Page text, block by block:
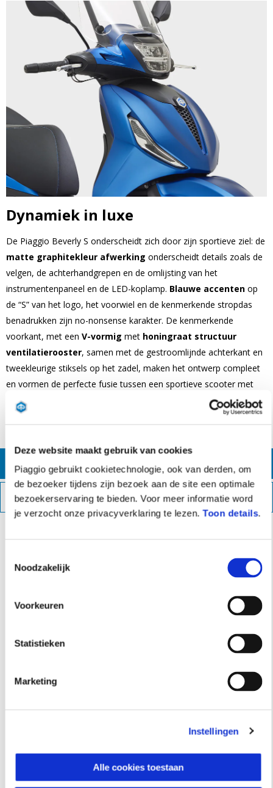
Deze website maakt gebruik van cookies
Piaggio gebruikt cookietechnologie, ook van derden, om
de bezoeker tijdens zijn bezoek aan de site een optimale
bezoekerservaring te bieden. Voor meer informatie word
je verzocht onze privacyverklaring te lezen.Toon details.
Noodzakelijk
Voorkeuren
Statistieken
Marketing
Instellingen
Alle cookies toestaan
Dynamiek in luxe
De Piaggio Beverly S onderscheidt zich door zijn sportieve ziel: de
matte graphitekleur afwerking onderscheidt details zoals de
velgen, de achterhandgrepen en de omlijsting van het
instrumentenpaneel en de LED-koplamp. Blauwe accenten op
de “S” van het logo, het voorwiel en de kenmerkende stropdas
benadrukken zijn no-nonsense karakter. De kenmerkende
voorkant, met een V-vormig met honingraat structuur
ventilatierooster, samen met de gestroomlijnde achterkant en
tweekleurige stiksels op het zadel, maken het ontwerp compleet
en vormen de perfecte fusie tussen een sportieve scooter met
hoge wielen en een krachtige GT.
CONFIGUREREN
DOWNLOAD DE BROCHURE